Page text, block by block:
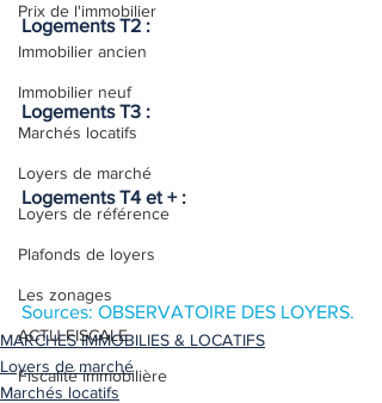
Prix de l'immobilier
Immobilier ancien
Immobilier neuf
Marchés locatifs
Loyers de marché
Loyers de référence
Plafonds de loyers
Les zonages
ACTU FISCALE
Fiscalité immobilière
Logements T2 :
Logements T3 :
Logements T4 et + :
Sources: OBSERVATOIRE DES LOYERS.
MARCHES IMMOBILIES & LOCATIFS
Loyers de marché
Marchés locatifs